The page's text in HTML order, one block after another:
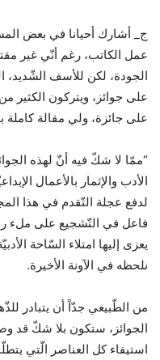
ج_ أشارك أحيانا في بعض
عمل الكاتب، رغم أنّي غير
الجودة، لكن للأسف الشّديد،
على جوائز، ويتركون الكثير
على جائزة، ولي مقالة كاملة
“ممّا لا شكّ فيه أنّ لهذه
الأدب والإثمار بالأعمال
لدفع عجلة التّقدم في هذا
فاعل في التّشجيع على ملء
يعزى إليها امتلاء السّاحة
نلحظه في الآونة الأخيرة.
من الطّبيعي جدّاً أن يتبادر
الجوائز، ستكون بلا شكّ قد
استيفاء كل العناصر الّتي